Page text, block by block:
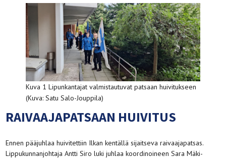
Kuva 1 Lipunkantajat valmistautuvat patsaan huivitukseen
(Kuva: Satu Salo-Jouppila)
RAIVAAJAPATSAAN HUIVITUS
Ennen pääjuhlaa huivitettiin Ilkan kentällä sijaitseva raivaajapatsas.
Lippukunnanjohtaja Antti Siro luki juhlaa koordinoineen Sara Mäki-